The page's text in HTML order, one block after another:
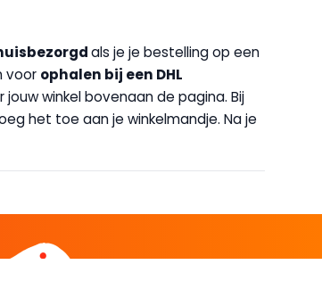
als je je bestelling op een
voor ophalen bij een DHL
jouw winkel bovenaan de pagina. Bij
het toe aan je winkelmandje. Na je